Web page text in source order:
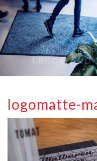
ALT
I ROGALAND
logomatte-